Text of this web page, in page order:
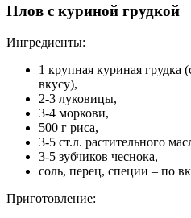
Плов с куриной грудкой
Ингредиенты:
1 крупная куриная грудка
вкусу),
2-3 луковицы,
3-4 моркови,
500 г риса,
3-5 ст.л. растительного
3-5 зубчиков чеснока,
соль, перец, специи – по
Приготовление: